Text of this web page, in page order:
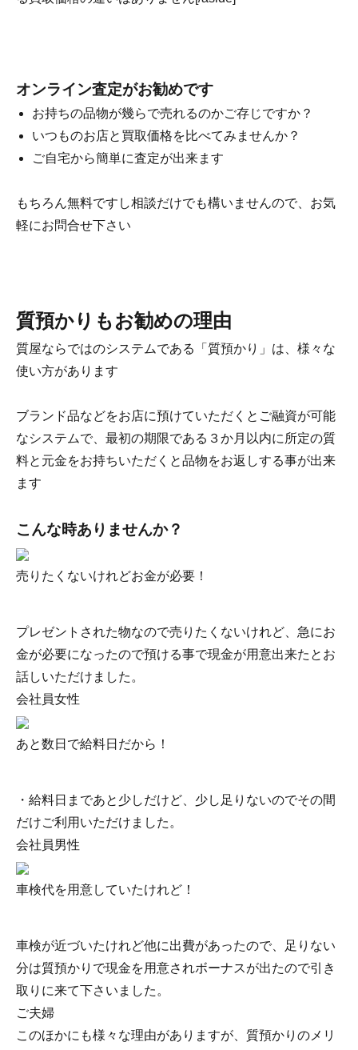
オンライン査定がお勧めです
お持ちの品物が幾らで売れるのかご存じですか？
いつものお店と買取価格を比べてみませんか？
ご自宅から簡単に査定が出来ます
もちろん無料ですし相談だけでも構いませんので、お気
軽にお問合せ下さい
質預かりもお勧めの理由
質屋ならではのシステムである「質預かり」は、様々な
使い方があります
ブランド品などをお店に預けていただくとご融資が可能
なシステムで、最初の期限である３か月以内に所定の質
料と元金をお持ちいただくと品物をお返しする事が出来
ます
こんな時ありませんか？
売りたくないけれどお金が必要！
プレゼントされた物なので売りたくないけれど、急にお
金が必要になったので預ける事で現金が用意出来たとお
話しいただけました。
会社員女性
あと数日で給料日だから！
・給料日まであと少しだけど、少し足りないのでその間
だけご利用いただけました。
会社員男性
車検代を用意していたけれど！
車検が近づいたけれど他に出費があったので、足りない
分は質預かりで現金を用意されボーナスが出たので引き
取りに来て下さいました。
ご夫婦
このほかにも様々な理由がありますが、質預かりのメリ